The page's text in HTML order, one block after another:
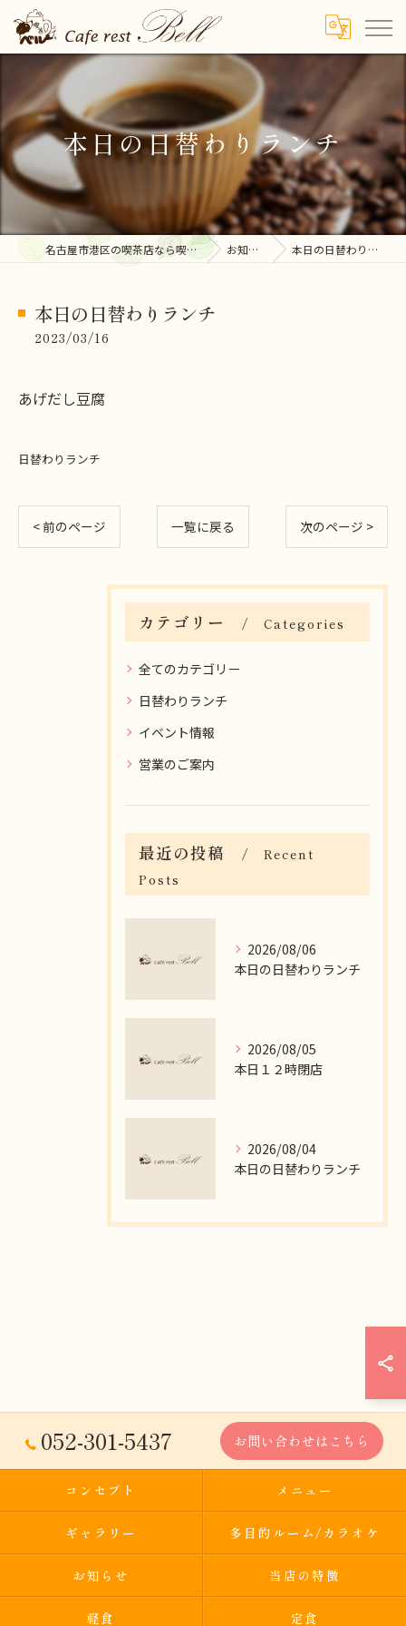
本日の日替わりランチ
名古屋市港区の喫茶店なら喫茶ベル お知らせ 本日の日替わりランチ
本日の日替わりランチ
2023/03/16
あげだし豆腐
日替わりランチ
< 前のページ 一覧に戻る 次のページ >
カテゴリー Categories
全てのカテゴリー
日替わりランチ
イベント情報
営業のご案内
最近の投稿
Recent
Posts
2026/08/06
本日の日替わりランチ
2026/08/05
本日１２時閉店
2026/08/04
本日の日替わりランチ
052-301-5437 お問い合わせはこちら
コンセプト メニュー
ギャラリー 多目的ルーム/カラオケ
お知らせ 当店の特徴
軽食 定食